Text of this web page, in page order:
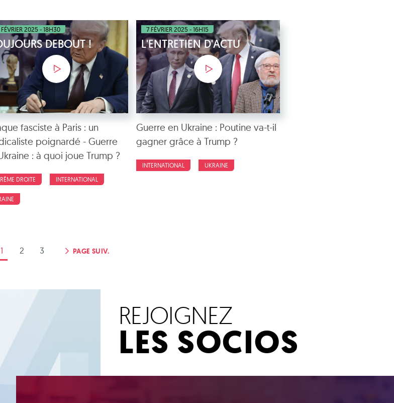
FÉVRIER 2025 - 18H30
DEBOUT !
fasciste à Paris : un
poignardé - Guerre
: à quoi joue Trump ?
DROITE INTERNATIONAL
7 FÉVRIER 2025 - 16H15
L'ENTRETIEN D'ACTU
Guerre en Ukraine : Poutine va-t-il
gagner grâce à Trump ?
INTERNATIONAL UKRAINE
1 2 3 PAGE SUIV.
REJOIGNEZ
LES SOCIOS